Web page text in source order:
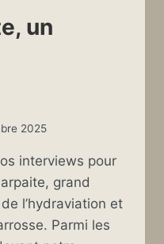
un
2025
interviews pour
grand
l’hydraviation et
Parmi les